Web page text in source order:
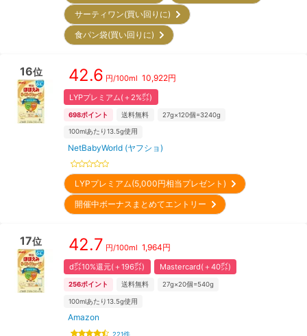
サーティワン(買い回りに)
食パン袋(買い回りに)
16位 42.6 円/100ml 10,922円
LYPプレミアム(＋2%㌽)
698ポイント 送料無料 27g×120個=3240g
100mlあたり13.5g使用
NetBabyWorld (ヤフショ)
LYPプレミアム(5,000円相当プレゼント)
開催中ボーナスまとめてエントリー
17位 42.7 円/100ml 1,964円
d㌽10%還元(＋196㌽) Mastercard(＋40㌽)
256ポイント 送料無料 27g×20個=540g
100mlあたり13.5g使用
Amazon
221件